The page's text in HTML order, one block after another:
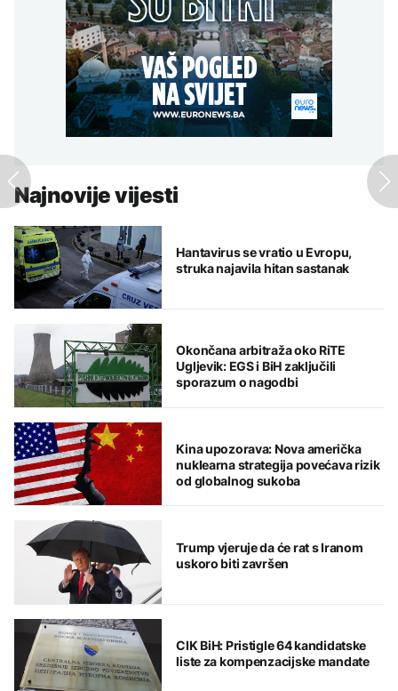
Najnovije vijesti
Hantavirus se vratio u Evropu,
struka najavila hitan sastanak
Okončana arbitraža oko RiTE
Ugljevik: EGS i BiH zaključili
sporazum o nagodbi
Kina upozorava: Nova američka
nuklearna strategija povećava rizik
od globalnog sukoba
Trump vjeruje da će rat s Iranom
uskoro biti završen
CIK BiH: Pristigle 64 kandidatske
liste za kompenzacijske mandate